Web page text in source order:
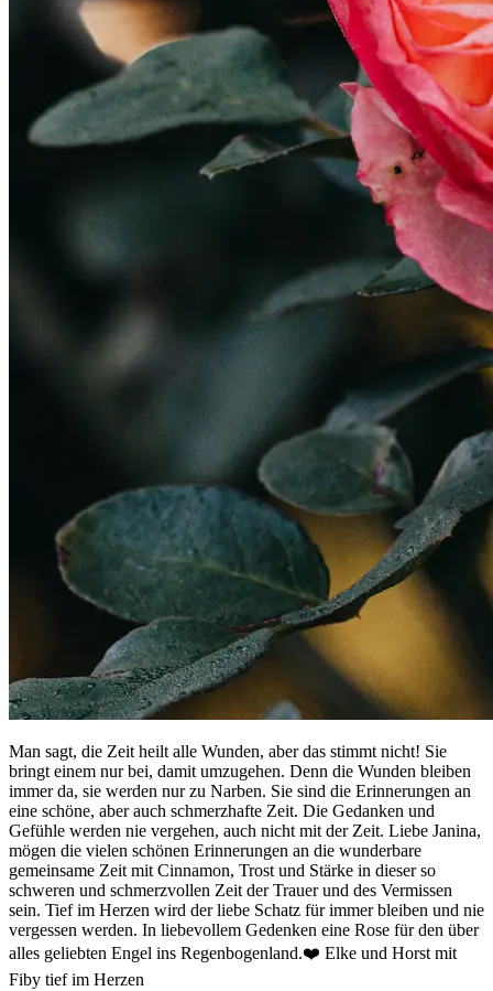
Man sagt, die Zeit heilt alle Wunden, aber das stimmt nicht! Sie
bringt einem nur bei, damit umzugehen. Denn die Wunden bleiben
immer da, sie werden nur zu Narben. Sie sind die Erinnerungen an
eine schöne, aber auch schmerzhafte Zeit. Die Gedanken und
Gefühle werden nie vergehen, auch nicht mit der Zeit. Liebe Janina,
mögen die vielen schönen Erinnerungen an die wunderbare
gemeinsame Zeit mit Cinnamon, Trost und Stärke in dieser so
schweren und schmerzvollen Zeit der Trauer und des Vermissen
sein. Tief im Herzen wird der liebe Schatz für immer bleiben und nie
vergessen werden. In liebevollem Gedenken eine Rose für den über
alles geliebten Engel ins Regenbogenland.❤️ Elke und Horst mit
Fiby tief im Herzen